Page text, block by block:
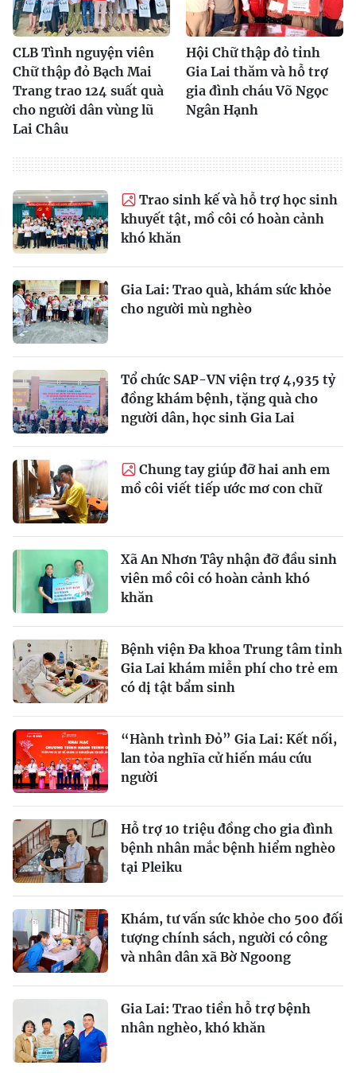
CLB Tình nguyện viên
Chữ thập đỏ Bạch Mai
Trang trao 124 suất quà
cho người dân vùng lũ
Lai Châu
Hội Chữ thập đỏ tỉnh
Gia Lai thăm và hỗ trợ
gia đình cháu Võ Ngọc
Ngân Hạnh
Trao sinh kế và hỗ trợ học sinh
khuyết tật, mồ côi có hoàn cảnh
khó khăn
Gia Lai: Trao quà, khám sức khỏe
cho người mù nghèo
Tổ chức SAP-VN viện trợ 4,935 tỷ
đồng khám bệnh, tặng quà cho
người dân, học sinh Gia Lai
Chung tay giúp đỡ hai anh em
mồ côi viết tiếp ước mơ con chữ
Xã An Nhơn Tây nhận đỡ đầu sinh
viên mồ côi có hoàn cảnh khó
khăn
Bệnh viện Đa khoa Trung tâm tỉnh
Gia Lai khám miễn phí cho trẻ em
có dị tật bẩm sinh
“Hành trình Đỏ” Gia Lai: Kết nối,
lan tỏa nghĩa cử hiến máu cứu
người
Hỗ trợ 10 triệu đồng cho gia đình
bệnh nhân mắc bệnh hiểm nghèo
tại Pleiku
Khám, tư vấn sức khỏe cho 500 đối
tượng chính sách, người có công
và nhân dân xã Bờ Ngoong
Gia Lai: Trao tiền hỗ trợ bệnh
nhân nghèo, khó khăn